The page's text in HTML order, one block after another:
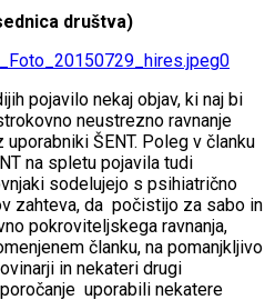
društva)
pojavilo nekaj objav, ki naj bi
neustrezno ravnanje
ŠENT. Poleg v članku
na spletu pojavila tudi
sodelujejo s psihiatrično
zahteva, da počistijo za sabo in
pokroviteljskega ravnanja,
članku, na pomanjkljivo
in nekateri drugi
uporabili nekatere